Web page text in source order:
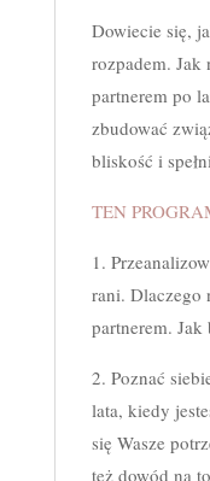
Dowiecie się,
rozpadem. Jak
partnerem po
zbudować
bliskość i
TEN
1.
rani. Dlaczego
partnerem.
2. Poznać
lata, kiedy
się Wasze
też dowód na